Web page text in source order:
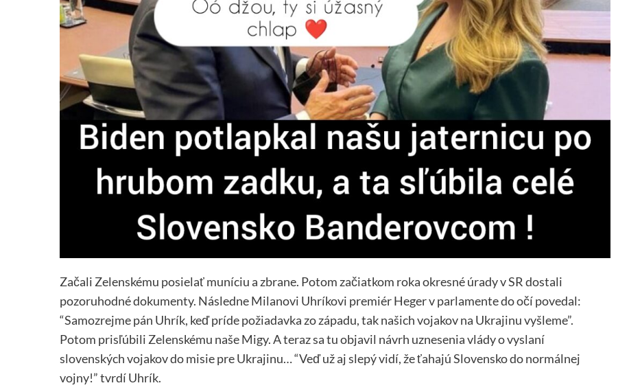
Začali Zelenskému posielať muníciu a zbrane. Potom začiatkom roka okresné úrady v SR dostali
pozoruhodné dokumenty. Následne Milanovi Uhríkovi premiér Heger v parlamente do očí povedal:
“Samozrejme pán Uhrík, keď príde požiadavka zo západu, tak našich vojakov na Ukrajinu vyšleme”.
Potom prisľúbili Zelenskému naše Migy. A teraz sa tu objavil návrh uznesenia vlády o vyslaní
slovenských vojakov do misie pre Ukrajinu… “Veď už aj slepý vidí, že ťahajú Slovensko do normálnej
vojny!” tvrdí Uhrík.